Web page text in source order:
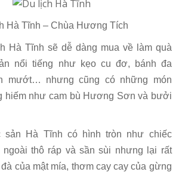
Hà Tĩnh – Chùa Hương Tích
Hà Tĩnh sẽ dễ dàng mua về làm quà
nổi tiếng như kẹo cu đơ, bánh đa
mướt… nhưng cũng có những món
hiếm như cam bù Hương Sơn và bưởi
sản Hà Tĩnh có hình tròn như chiếc
thô ráp và sần sùi nhưng lại rất
của mật mía, thơm cay cay của gừng